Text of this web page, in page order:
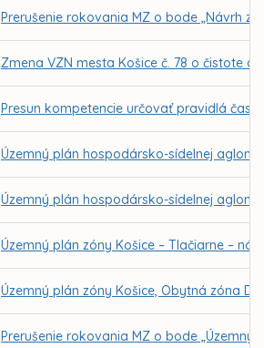
Prerušenie rokovania MZ o bode „Návrh
Zmena VZN mesta Košice č. 78 o čistote a
Presun kompetencie určovať pravidlá
Územný plán hospodársko-sídelnej
Územný plán hospodársko-sídelnej
Územný plán zóny Košice – Tlačiarne –
Územný plán zóny Košice, Obytná zóna
Prerušenie rokovania MZ o bode „Územný